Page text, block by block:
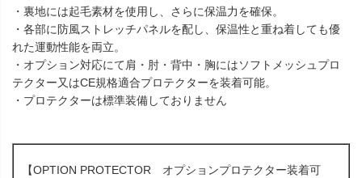
・裏地には起毛素材を使用し、さらに保温力を確保。
・各部に防風ストレッチパネルを配し、保温性と重ね着しても優
れた運動性能を両立。
・オプション対応にて肩・肘・背中・胸にはソフトメッシュプロ
テクター又はCE規格適合プロテクターを装着可能。
・プロテクターは標準装備しておりません
【OPTION PROTECTOR オプションプロテクター装着可